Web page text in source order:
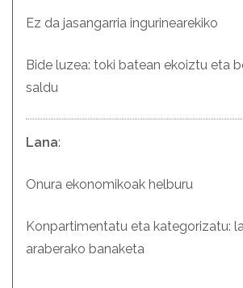
Ez da jasangarria ingurinearekiko
Bide luzea: toki batean ekoiztu eta
saldu
Lana:
Onura ekonomikoak helburu
Konpartimentatu eta kategorizatu:
araberako banaketa